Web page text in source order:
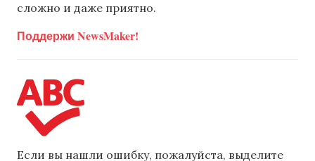
сложно и даже приятно.
Поддержи NewsMaker!
Если вы нашли ошибку, пожалуйста, выделите